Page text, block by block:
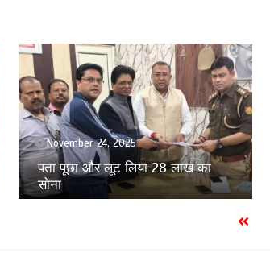
September 9, 2025 1 min
मोबाइल एप का क्यू आर कोड स्कैन कर
लूट करने वाले दबोचे